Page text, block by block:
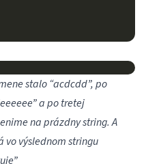
stalo “acdcdd”, po
a po tretej
na prázdny string. A
vo výslednom stringu